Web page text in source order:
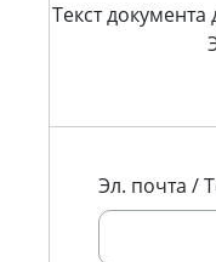
Текст
Эл. почта /